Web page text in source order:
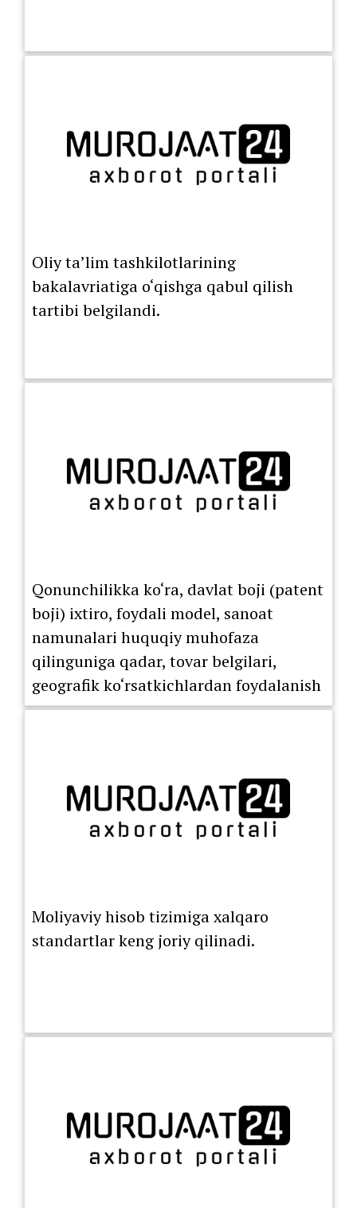
Oliy ta’lim tashkilotlarining
bakalavriatiga o‘qishga qabul qilish
tartibi belgilandi.
Qonunchilikka ko‘ra, davlat boji (patent
boji) ixtiro, foydali model, sanoat
namunalari huquqiy muhofaza
qilinguniga qadar, tovar belgilari,
geografik ko‘rsatkichlardan foydalanish
huquqini berish bo‘yicha litsenziya
Moliyaviy hisob tizimiga xalqaro
standartlar keng joriy qilinadi.